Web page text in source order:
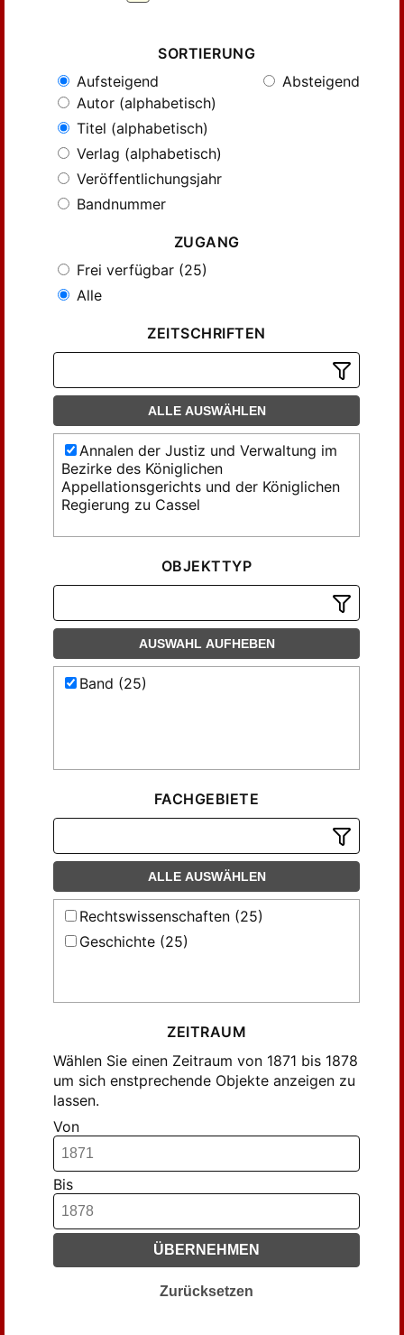
SORTIERUNG
Aufsteigend
Absteigend
Autor (alphabetisch)
Titel (alphabetisch)
Verlag (alphabetisch)
Veröffentlichungsjahr
Bandnummer
ZUGANG
Frei verfügbar (25)
Alle
ZEITSCHRIFTEN
ALLE AUSWÄHLEN
Annalen der Justiz und Verwaltung im
Bezirke des Königlichen
Appellationsgerichts und der Königlichen
Regierung zu Cassel
OBJEKTTYP
AUSWAHL AUFHEBEN
Band (25)
FACHGEBIETE
ALLE AUSWÄHLEN
Rechtswissenschaften (25)
Geschichte (25)
ZEITRAUM
Wählen Sie einen Zeitraum von 1871 bis 1878
um sich enstprechende Objekte anzeigen zu
lassen.
Von
Bis
ÜBERNEHMEN
Zurücksetzen